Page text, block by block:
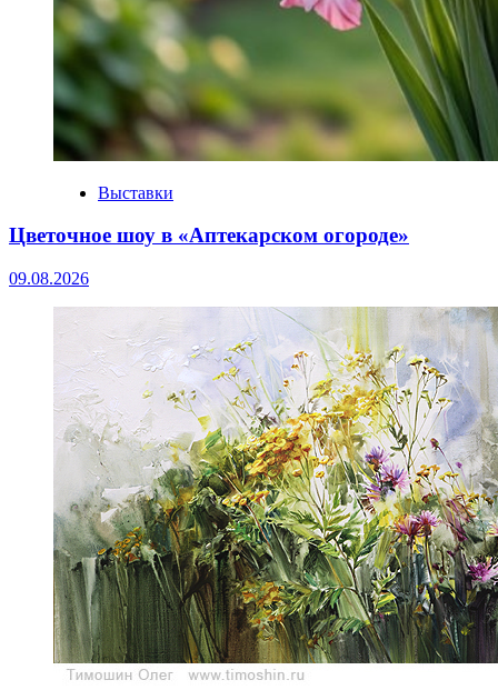
Выставки
Цветочное шоу в «Аптекарском огороде»
09.08.2026